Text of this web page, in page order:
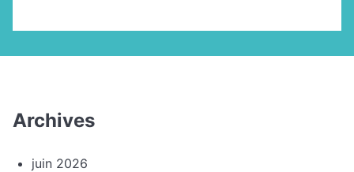
Archives
juin 2026